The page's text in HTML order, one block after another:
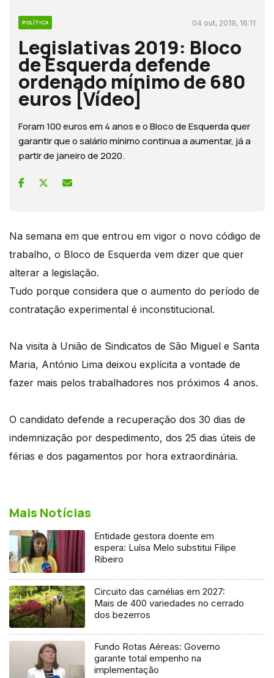
POLÍTICA 04 out, 2019, 16:11
Legislativas 2019: Bloco
de Esquerda defende
ordenado mínimo de 680
euros [Vídeo]
Foram 100 euros em 4 anos e o Bloco de Esquerda quer
garantir que o salário mínimo continua a aumentar, já a
partir de janeiro de 2020.
Na semana em que entrou em vigor o novo código de
trabalho, o Bloco de Esquerda vem dizer que quer
alterar a legislação.
Tudo porque considera que o aumento do período de
contratação experimental é inconstitucional.
Na visita à União de Sindicatos de São Miguel e Santa
Maria, António Lima deixou explícita a vontade de
fazer mais pelos trabalhadores nos próximos 4 anos.
O candidato defende a recuperação dos 30 dias de
indemnização por despedimento, dos 25 dias úteis de
férias e dos pagamentos por hora extraordinária.
Mais Notícias
Entidade gestora doente em
espera: Luísa Melo substitui Filipe
Ribeiro
Circuito das camélias em 2027:
Mais de 400 variedades no cerrado
dos bezerros
Fundo Rotas Aéreas: Governo
garante total empenho na
implementação